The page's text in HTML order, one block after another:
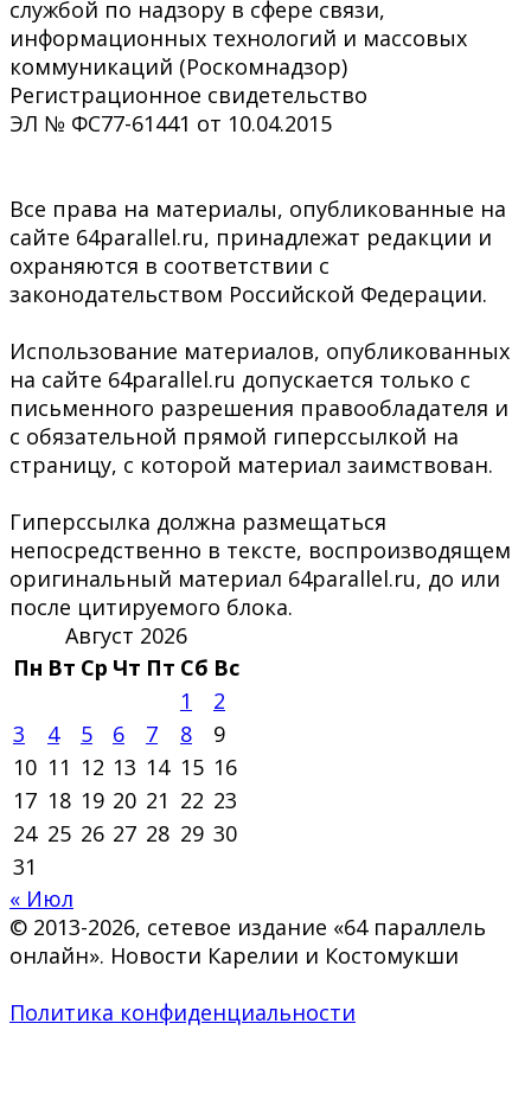
службой по надзору в сфере связи,
информационных технологий и массовых
коммуникаций (Роскомнадзор)
Регистрационное свидетельство
ЭЛ № ФС77-61441 от 10.04.2015
Все права на материалы, опубликованные на
сайте 64parallel.ru, принадлежат редакции и
охраняются в соответствии с
законодательством Российской Федерации.
Использование материалов, опубликованных
на сайте 64parallel.ru допускается только с
письменного разрешения правообладателя и
с обязательной прямой гиперссылкой на
страницу, с которой материал заимствован.
Гиперссылка должна размещаться
непосредственно в тексте, воспроизводящем
оригинальный материал 64parallel.ru, до или
после цитируемого блока.
Август 2026
Пн Вт Ср Чт Пт Сб Вс
1
2
3
4 5 6 7 8
9
10 11 12 13 14 15 16
17 18 19 20 21 22 23
24 25 26 27 28 29 30
31
« Июл
© 2013-2026, сетевое издание «64 параллель
онлайн». Новости Карелии и Костомукши
Политика конфиденциальности